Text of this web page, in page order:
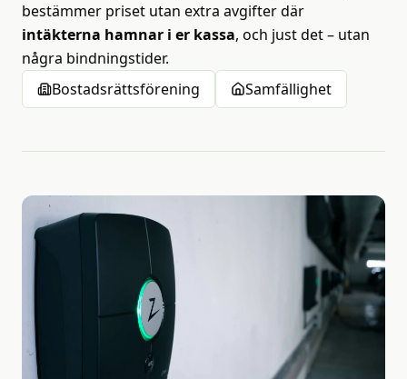
bestämmer priset utan extra avgifter där
intäkterna hamnar i er kassa, och just det – utan
några bindningstider.
Bostadsrättsförening
Samfällighet